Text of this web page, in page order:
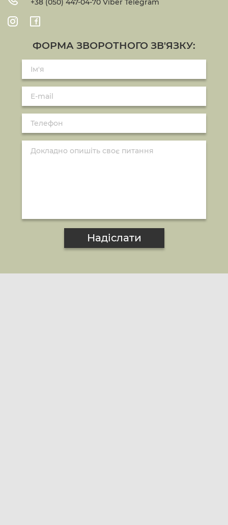
+38 (050) 447-04-70 Viber Telegram
ФОРМА ЗВОРОТНОГО ЗВ'ЯЗКУ:
Надіслати